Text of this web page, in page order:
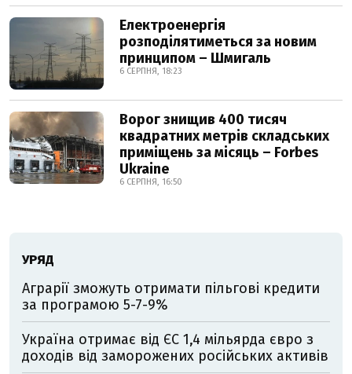
Електроенергія
розподілятиметься за новим
принципом – Шмигаль
6 СЕРПНЯ, 18:23
Ворог знищив 400 тисяч
квадратних метрів складських
приміщень за місяць – Forbes
Ukraine
6 СЕРПНЯ, 16:50
УРЯД
Аграрії зможуть отримати пільгові кредити
за програмою 5-7-9%
Україна отримає від ЄС 1,4 мільярда євро з
доходів від заморожених російських активів